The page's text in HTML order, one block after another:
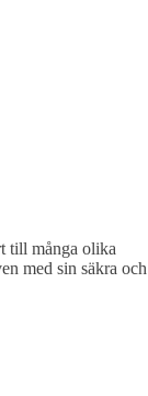
till många olika
med sin säkra och